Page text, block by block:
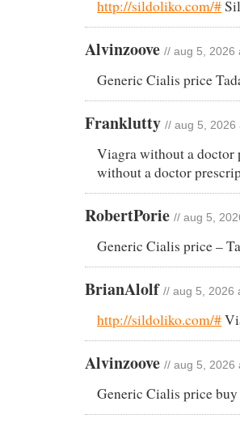
http://sildoliko.com/#
Alvinzoove // aug 5, 2026
Generic Cialis price
Franklutty // aug 5, 2026
Viagra without a doctor
without a doctor
RobertPorie // aug 5,
Generic Cialis price –
BrianAlolf // aug 5, 2026
http://sildoliko.com/#
Alvinzoove // aug 5, 2026
Generic Cialis price